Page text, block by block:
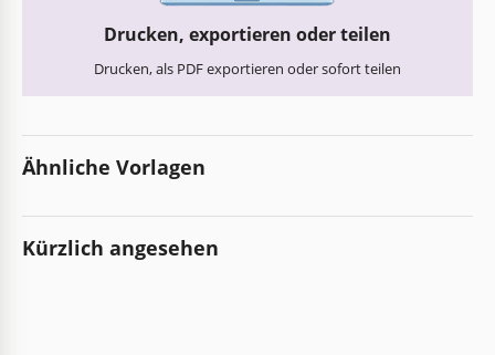
Drucken, exportieren oder teilen
Drucken, als PDF exportieren oder sofort teilen
Ähnliche Vorlagen
Kürzlich angesehen